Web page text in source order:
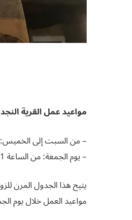
مواعيد عمل القرية
– من السبت إلى الخميس: من الساعة 12 ظهرًا
– يوم الجمعة: من الساعة 1 ظهرًا حتى الساعة 12.30 صباحًا.
يتيح هذا الجدول المرن
مواعيد العمل خلال يوم